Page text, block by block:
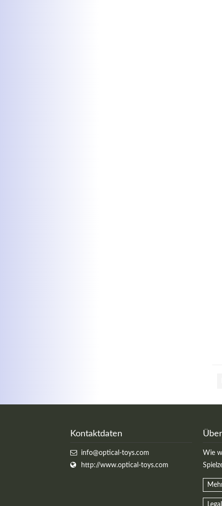
Kontaktdaten
info@optical-toys.com
http://www.optical-toys.com
Wie